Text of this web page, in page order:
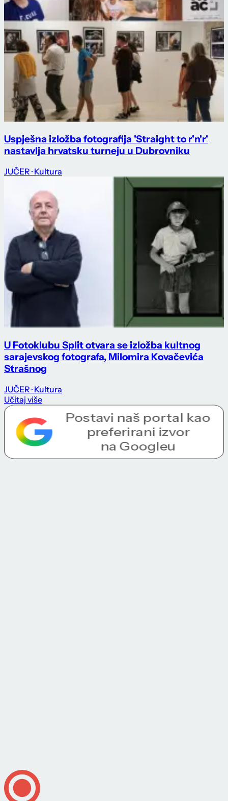
Uspješna izložba fotografija 'Straight to r'n'r'
nastavlja hrvatsku turneju u Dubrovniku
JUČER · Kultura
U Fotoklubu Split otvara se izložba kultnog
sarajevskog fotografa, Milomira Kovačevića
Strašnog
JUČER · Kultura
Učitaj više